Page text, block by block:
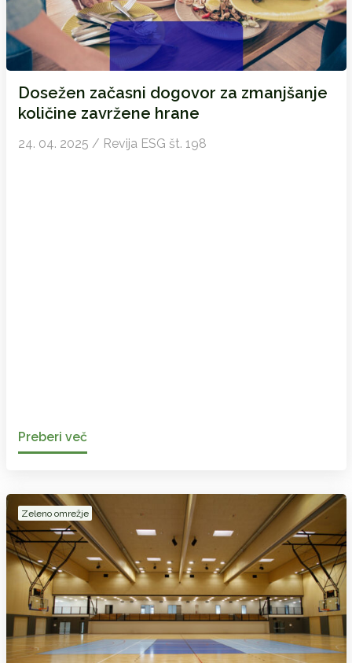
Dosežen začasni dogovor za zmanjšanje
količine zavržene hrane
24. 04. 2025 / Revija ESG št. 198
Preberi več
Zeleno omrežje